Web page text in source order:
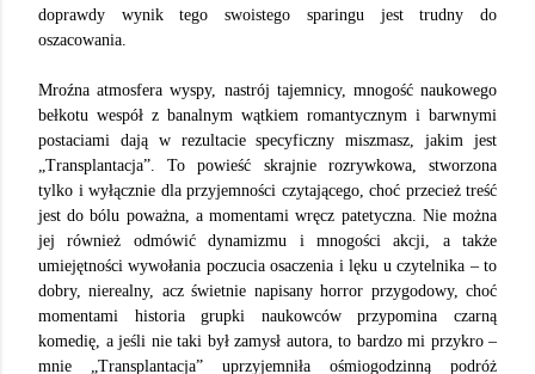
doprawdy wynik tego swoistego sparingu jest trudny do
oszacowania.
Mroźna atmosfera wyspy, nastrój tajemnicy, mnogość naukowego
bełkotu wespół z banalnym wątkiem romantycznym i barwnymi
postaciami dają w rezultacie specyficzny miszmasz, jakim jest
„Transplantacja”. To powieść skrajnie rozrywkowa, stworzona
tylko i wyłącznie dla przyjemności czytającego, choć przecież treść
jest do bólu poważna, a momentami wręcz patetyczna. Nie można
jej również odmówić dynamizmu i mnogości akcji, a także
umiejętności wywołania poczucia osaczenia i lęku u czytelnika – to
dobry, nierealny, acz świetnie napisany horror przygodowy, choć
momentami historia grupki naukowców przypomina czarną
komedię, a jeśli nie taki był zamysł autora, to bardzo mi przykro –
mnie „Transplantacja” uprzyjemniła ośmiogodzinną podróż